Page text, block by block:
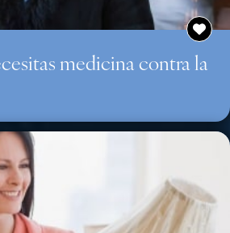
medicina contra la